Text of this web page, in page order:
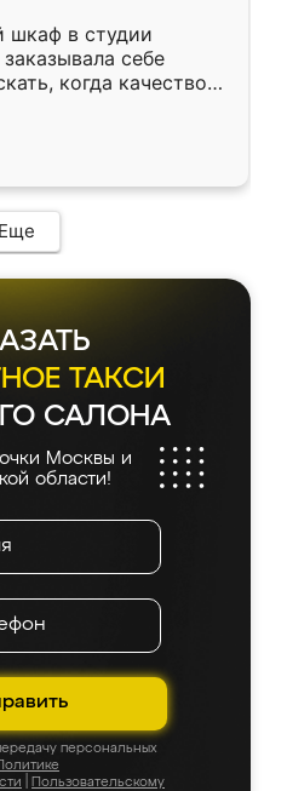
шкаф в студии
себе
когда качеством
кухня уже почти
Еще
ТАКСИ
САЛОНА
Москвы и
области!
персональных
Пользовательскому